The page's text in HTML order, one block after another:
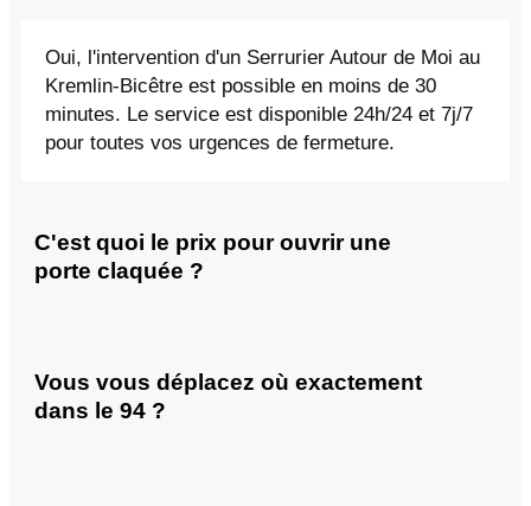
Oui, l'intervention d'un Serrurier Autour de Moi au
Kremlin-Bicêtre est possible en moins de 30
minutes. Le service est disponible 24h/24 et 7j/7
pour toutes vos urgences de fermeture.
C'est quoi le prix pour ouvrir une
porte claquée ?
Vous vous déplacez où exactement
dans le 94 ?